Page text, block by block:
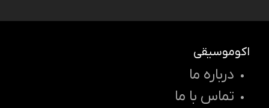
اکوموسیقی
درباره ما
تماس با ما